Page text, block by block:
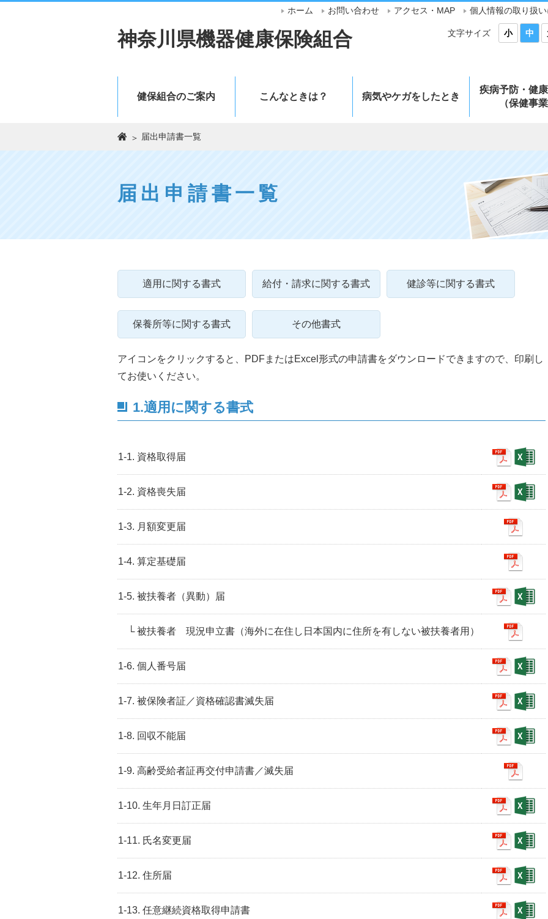
神奈川県機器健康保険組合
ホーム お問い合わせ アクセス・MAP 個人情報の取り扱
文字サイズ 小 中
健保組合のご案内 こんなときは？ 病気やケガをしたとき
疾病予防・健
（保健事
届出申請書一覧
届出申請書一覧
適用に関する書式 給付・請求に関する書式 健診等に関する書式
保養所等に関する書式 その他書式
アイコンをクリックすると、PDFまたはExcel形式の申請書をダウンロードできますので、印刷し
てお使いください。
1.適用に関する書式
1-1. 資格取得届
1-2. 資格喪失届
1-3. 月額変更届
1-4. 算定基礎届
1-5. 被扶養者（異動）届
└ 被扶養者 現況申立書（海外に在住し日本国内に住所を有しない被扶養者用）
1-6. 個人番号届
1-7. 被保険者証／資格確認書滅失届
1-8. 回収不能届
1-9. 高齢受給者証再交付申請書／滅失届
1-10. 生年月日訂正届
1-11. 氏名変更届
1-12. 住所届
1-13. 任意継続資格取得申請書